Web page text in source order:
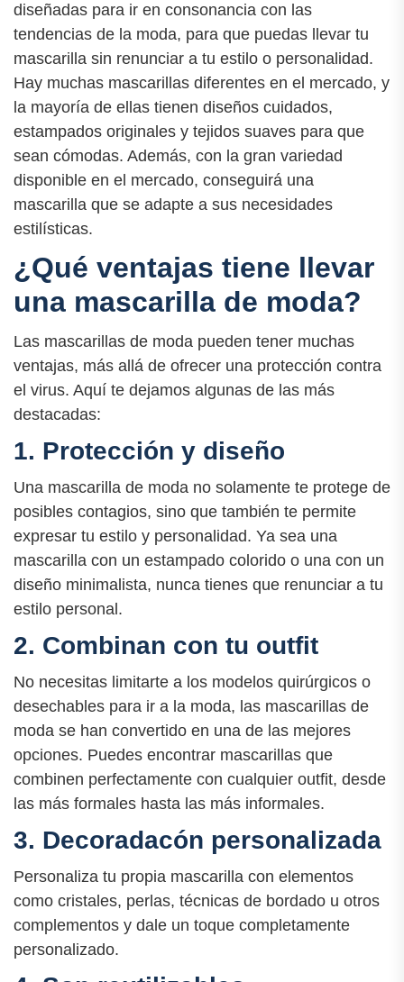
diseñadas para ir en consonancia con las
tendencias de la moda, para que puedas llevar tu
mascarilla sin renunciar a tu estilo o personalidad.
Hay muchas mascarillas diferentes en el mercado, y
la mayoría de ellas tienen diseños cuidados,
estampados originales y tejidos suaves para que
sean cómodas. Además, con la gran variedad
disponible en el mercado, conseguirá una
mascarilla que se adapte a sus necesidades
estilísticas.
¿Qué ventajas tiene llevar
una mascarilla de moda?
Las mascarillas de moda pueden tener muchas
ventajas, más allá de ofrecer una protección contra
el virus. Aquí te dejamos algunas de las más
destacadas:
1. Protección y diseño
Una mascarilla de moda no solamente te protege de
posibles contagios, sino que también te permite
expresar tu estilo y personalidad. Ya sea una
mascarilla con un estampado colorido o una con un
diseño minimalista, nunca tienes que renunciar a tu
estilo personal.
2. Combinan con tu outfit
No necesitas limitarte a los modelos quirúrgicos o
desechables para ir a la moda, las mascarillas de
moda se han convertido en una de las mejores
opciones. Puedes encontrar mascarillas que
combinen perfectamente con cualquier outfit, desde
las más formales hasta las más informales.
3. Decoradacón personalizada
Personaliza tu propia mascarilla con elementos
como cristales, perlas, técnicas de bordado u otros
complementos y dale un toque completamente
personalizado.